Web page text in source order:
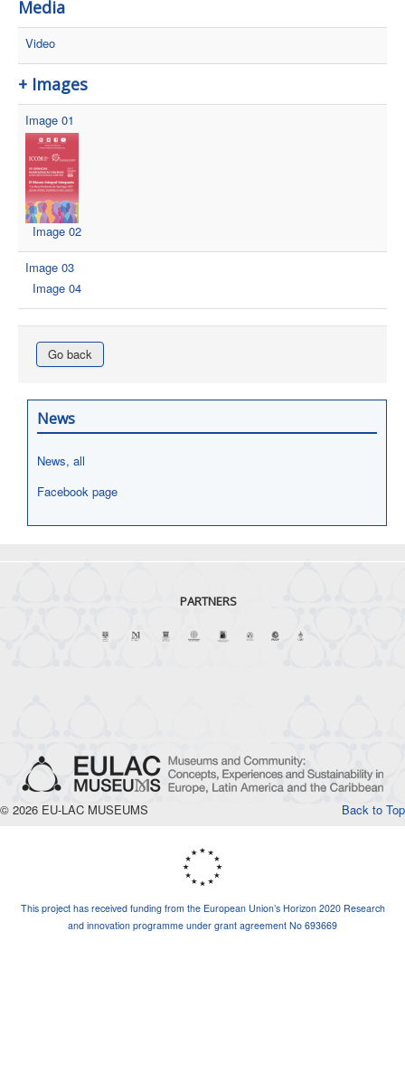
Media
Video
+ Images
Image 01
Image 02
Image 03
Image 04
Go back
News
News, all
Facebook page
PARTNERS
Back to Top
© 2026 EU-LAC MUSEUMS
This project has received funding from the European Union’s Horizon 2020 Research
and innovation programme under grant agreement No 693669